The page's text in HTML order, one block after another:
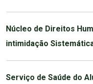
Núcleo de Direitos
intimidação
Serviço de Saúde do